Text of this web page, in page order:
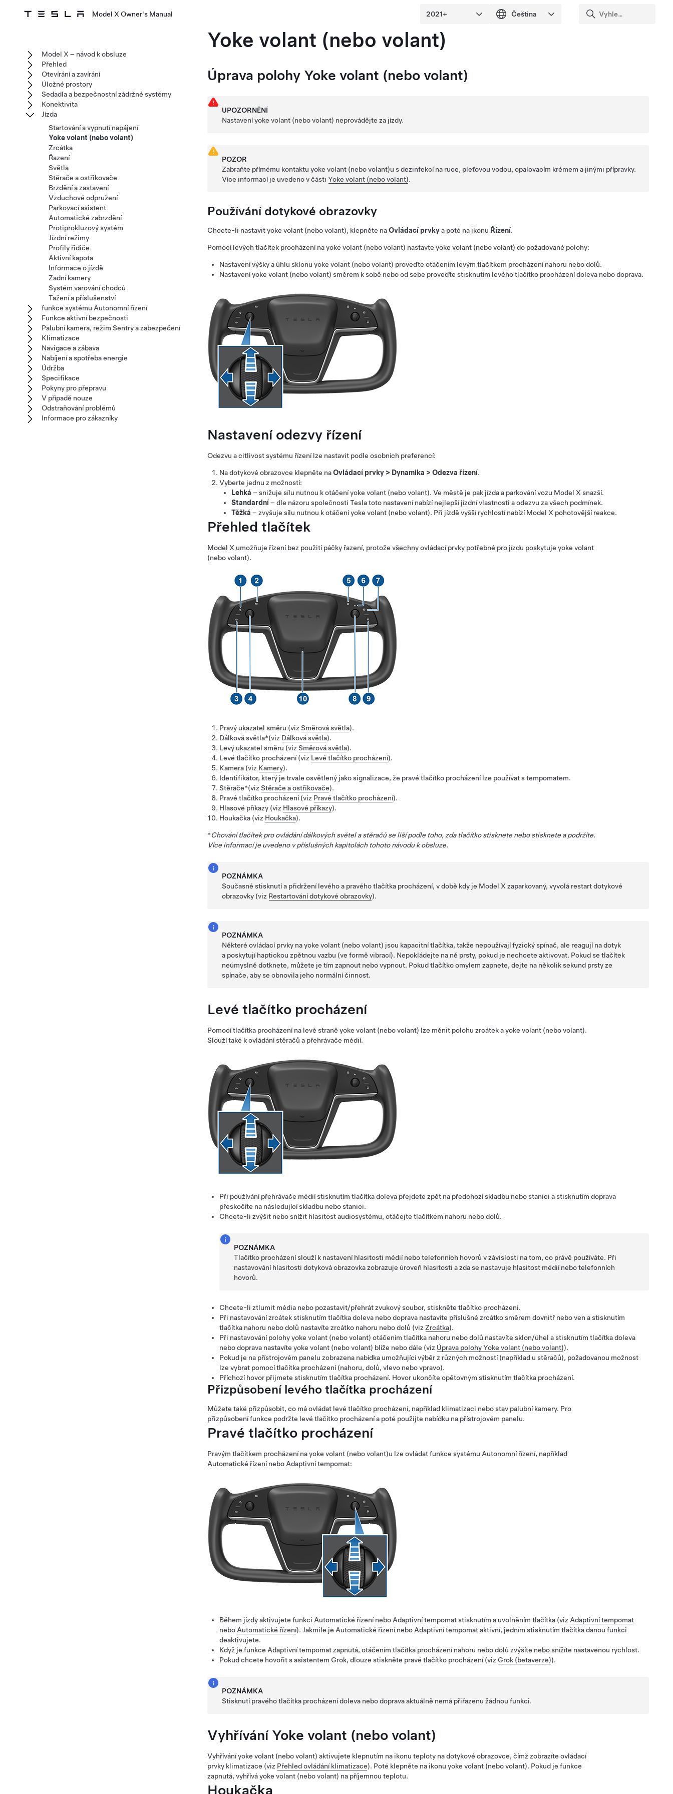
Model X Owner's Manual
Yoke volant (nebo volant)
Úprava polohy Yoke volant (nebo volant)
UPOZORNĚNÍ
Nastaveníyoke volant (nebo volant) neprovádějte za jízdy.
POZOR
Zabraňte přímému kontaktuyoke volant (nebo volant)u s dezinfekcí na ruce, pleťovou vodou, opalovacím krémem a jinými přípravky.
Více informací je uvedeno v částiYoke volant (nebo volant).
Používání dotykové obrazovky
Chcete-li nastavityoke volant (nebo volant), klepněte naOvládací prvkya poté na ikonu Řízení.
Pomocí levých tlačítek procházení nayoke volant (nebo volant) nastavte yoke volant (nebo volant) do požadované polohy:
Nastavení výšky a úhlu sklonu yoke volant (nebo volant) proveďte otáčením levým tlačítkem procházení nahoru nebo dolů.
Nastaveníyoke volant (nebo volant) směrem k sobě nebo od sebe proveďte stisknutím levého tlačítko procházení doleva nebo doprava.
Nastavení odezvy řízení
Odezvu a citlivost systému řízení lze nastavit podle osobních preferencí:
Na dotykové obrazovce klepněte naOvládací prvky > Dynamika > Odezva řízení.
Vyberte jednu z možností:
Lehká – snižuje sílu nutnou k otáčeníyoke volant (nebo volant). Ve městě je pak jízda a parkování vozu Model X snazší.
Standardní– dle názoru společnosti Tesla toto nastavení nabízí nejlepší jízdní vlastnosti a odezvu za všech podmínek.
Těžká – zvyšuje sílu nutnou k otáčeníyoke volant (nebo volant). Při jízdě vyšší rychlostí nabízíModel X pohotovější reakce.
Přehled tlačítek
Model X umožňuje řízení bez použití páčky řazení, protože všechny ovládací prvky potřebné pro jízdu poskytuje yoke volant
(nebo volant).
Pravý ukazatel směru (viz Směrová světla).
Dálková světla*(viz Dálková světla).
Levý ukazatel směru (viz Směrová světla).
Levé tlačítko procházení (viz Levé tlačítko procházení).
Kamera (viz Kamery).
Identifikátor, který je trvale osvětlený jako signalizace, že pravé tlačítko procházení lze používat s tempomatem.
Stěrače*(viz Stěrače a ostřikovače).
Pravé tlačítko procházení (viz Pravé tlačítko procházení).
Hlasové příkazy (viz Hlasové příkazy).
Houkačka (viz Houkačka).
*Chování tlačítek pro ovládání dálkových světel a stěračů se liší podle toho, zda tlačítko stisknete nebo stisknete a podržíte.
Více informací je uvedeno v příslušných kapitolách tohoto návodu k obsluze.
POZNÁMKA
Současné stisknutí a přidržení levého a pravého tlačítka procházení, v době kdy je Model X zaparkovaný, vyvolá restart dotykové
obrazovky (viz Restartování dotykové obrazovky).
POZNÁMKA
Některé ovládací prvky nayoke volant (nebo volant) jsou kapacitní tlačítka, takže nepoužívají fyzický spínač, ale reagují na dotyk
a poskytují haptickou zpětnou vazbu (ve formě vibrací). Nepokládejte na ně prsty, pokud je nechcete aktivovat. Pokud se tlačítek
neúmyslně dotknete, můžete je tím zapnout nebo vypnout. Pokud tlačítko omylem zapnete, dejte na několik sekund prsty ze
spínače, aby se obnovila jeho normální činnost.
Levé tlačítko procházení
Pomocí tlačítka procházení na levé straně yoke volant (nebo volant) lze měnit polohu zrcátek ayoke volant (nebo volant).
Slouží také k ovládání stěračů a přehrávače médií.
Při používání přehrávače médií stisknutím tlačítka doleva přejdete zpět na předchozí skladbu nebo stanici a stisknutím doprava
přeskočíte na následující skladbu nebo stanici.
Chcete-li zvýšit nebo snížit hlasitost audiosystému, otáčejte tlačítkem nahoru nebo dolů.
POZNÁMKA
Tlačítko procházení slouží k nastavení hlasitosti médií nebo telefonních hovorů v závislosti na tom, co právě používáte. Při
nastavování hlasitosti dotyková obrazovka zobrazuje úroveň hlasitosti a zda se nastavuje hlasitost médií nebo telefonních
hovorů.
Chcete-li ztlumit média nebo pozastavit/přehrát zvukový soubor, stiskněte tlačítko procházení.
Při nastavování zrcátek stisknutím tlačítka doleva nebo doprava nastavíte příslušné zrcátko směrem dovnitř nebo ven a stisknutím
tlačítka nahoru nebo dolů nastavíte zrcátko nahoru nebo dolů (viz Zrcátka).
Při nastavování polohyyoke volant (nebo volant) otáčením tlačítka nahoru nebo dolů nastavíte sklon/úhel a stisknutím tlačítka doleva
nebo doprava nastavíte yoke volant (nebo volant) blíže nebo dále (viz Úprava polohy Yoke volant (nebo volant)).
Pokud je na přístrojovém panelu zobrazena nabídka umožňující výběr z různých možností (například u stěračů), požadovanou možnost
lze vybrat pomocí tlačítka procházení (nahoru, dolů, vlevo nebo vpravo).
Příchozí hovor přijmete stisknutím tlačítka procházení. Hovor ukončíte opětovným stisknutím tlačítka procházení.
Přizpůsobení levého tlačítka procházení
Můžete také přizpůsobit, co má ovládat levé tlačítko procházení, například klimatizaci nebo stav palubní kamery. Pro
přizpůsobení funkce podržte levé tlačítko procházení a poté použijte nabídku na přístrojovém panelu.
Pravé tlačítko procházení
Pravým tlačítkem procházení nayoke volant (nebo volant)u lze ovládat funkce systému Autonomní řízení, například
Automatické řízenínebo Adaptivní tempomat:
Během jízdy aktivujete funkci Automatické řízenínebo Adaptivní tempomatstisknutím a uvolněním tlačítka (viz Adaptivní tempomat
nebo Automatické řízení). Jakmile je Automatické řízenínebo Adaptivní tempomataktivní, jedním stisknutím tlačítka danou funkci
deaktivujete.
Když je funkce Adaptivní tempomatzapnutá, otáčením tlačítka procházení nahoru nebo dolů zvýšíte nebo snížíte nastavenou rychlost.
Pokud chcete hovořit s asistentem Grok, dlouze stiskněte pravé tlačítko procházení (viz Grok (betaverze)).
POZNÁMKA
Stisknutí pravého tlačítka procházení doleva nebo doprava aktuálně nemá přiřazenu žádnou funkci.
Vyhřívání Yoke volant (nebo volant)
Vyhříváníyoke volant (nebo volant) aktivujete klepnutím na ikonu teploty na dotykové obrazovce, čímž zobrazíte ovládací
prvky klimatizace (viz Přehled ovládání klimatizace). Poté klepněte na ikonu yoke volant (nebo volant). Pokud je funkce
zapnutá, vyhříváyoke volant (nebo volant) na příjemnou teplotu.
Houkačka
Model X – návod k obsluze
Přehled
Otevírání a zavírání
Úložné prostory
Sedadla a bezpečnostní zádržné systémy
Konektivita
Jízda
Startování a vypnutí napájení
Yoke volant (nebo volant)
Zrcátka
Řazení
Světla
Stěrače a ostřikovače
Brzdění a zastavení
Vzduchové odpružení
Parkovací asistent
Automatické zabrzdění
Protiprokluzový systém
Jízdní režimy
Profily řidiče
Aktivní kapota
Informace o jízdě
Zadní kamery
Systém varování chodců
Tažení a příslušenství
funkce systému Autonomní řízení
Funkce aktivní bezpečnosti
Palubní kamera, režim Sentry a zabezpečení
Klimatizace
Navigace a zábava
Nabíjení a spotřeba energie
Údržba
Specifikace
Pokyny pro přepravu
V případě nouze
Odstraňování problémů
Informace pro zákazníky